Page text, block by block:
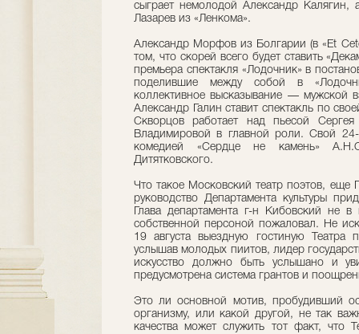
сыграет немолодой Александр Калягин,
Лазарев из «Ленкома».
Александр Морфов из Болгарии (в «Et
том, что скорей всего будет ставить
премьера спектакля «Лодочник» в
поделившие между собой в
коллективное высказывание — мужской
Александр Галин ставит спектакль по
Скворцов работает над пьесой
Владимировой в главной роли. Свой 24-
комедией «Сердце не камень»
Дитятковского.
Что такое Московский театр поэтов, еще
руководство Департамента культуры
Глава департамента г-н Кибовский не
собственной персоной пожаловал. Не
19 августа выездную гостиную
услышав молодых пиитов, лидер
искусство должно быть услышано и
предусмотрена система грантов и
Это ли основной мотив, пробудивший
организму, или какой другой, не так
качества может служить тот факт, что